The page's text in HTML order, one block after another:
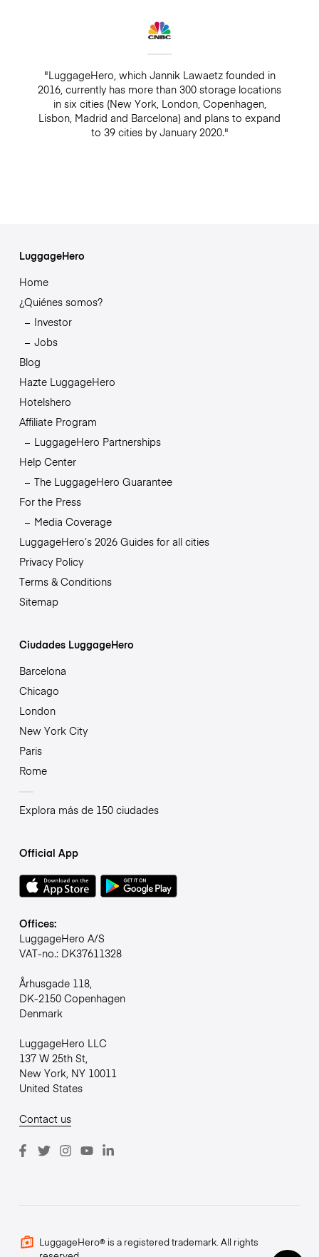
"LuggageHero, which Jannik Lawaetz founded in
2016, currently has more than 300 storage locations
in six cities (New York, London, Copenhagen,
Lisbon, Madrid and Barcelona) and plans to expand
to 39 cities by January 2020."
LuggageHero
Home
¿Quiénes somos?
Investor
Jobs
Blog
Hazte LuggageHero
Hotelshero
Affiliate Program
LuggageHero Partnerships
Help Center
The LuggageHero Guarantee
For the Press
Media Coverage
LuggageHero’s 2026 Guides for all cities
Privacy Policy
Terms & Conditions
Sitemap
Ciudades LuggageHero
Barcelona
Chicago
London
New York City
Paris
Rome
Explora más de 150 ciudades
Official App
Offices:
LuggageHero A/S
VAT-no.: DK37611328
Århusgade 118,
DK-2150 Copenhagen
Denmark
LuggageHero LLC
137 W 25th St,
New York, NY 10011
United States
Contact us
LuggageHero® is a registered trademark. All rights